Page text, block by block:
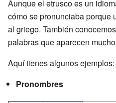
Aunque el etrusco es un
cómo se pronunciaba porque
al griego. También
palabras que aparecen
Aquí tienes algunos ejemplos:
Pronombres